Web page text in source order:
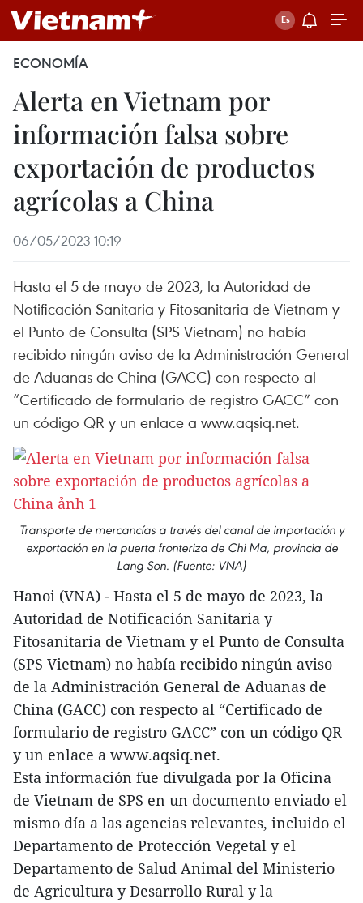
ECONOMÍA
Alerta en Vietnam por
información falsa sobre
exportación de productos
agrícolas a China
06/05/2023 10:19
Hasta el 5 de mayo de 2023, la Autoridad de
Notificación Sanitaria y Fitosanitaria de Vietnam y
el Punto de Consulta (SPS Vietnam) no había
recibido ningún aviso de la Administración General
de Aduanas de China (GACC) con respecto al
“Certificado de formulario de registro GACC” con
un código QR y un enlace a www.aqsiq.net.
Transporte de mercancías a través del canal de importación y
exportación en la puerta fronteriza de Chi Ma, provincia de
Lang Son. (Fuente: VNA)
Hanoi (VNA) - Hasta el 5 de mayo de 2023, la
Autoridad de Notificación Sanitaria y
Fitosanitaria de Vietnam y el Punto de Consulta
(SPS Vietnam) no había recibido ningún aviso
de la Administración General de Aduanas de
China (GACC) con respecto al “Certificado de
formulario de registro GACC” con un código QR
y un enlace a www.aqsiq.net.
Esta información fue divulgada por la Oficina
de Vietnam de SPS en un documento enviado el
mismo día a las agencias relevantes, incluido el
Departamento de Protección Vegetal y el
Departamento de Salud Animal del Ministerio
de Agricultura y Desarrollo Rural y la